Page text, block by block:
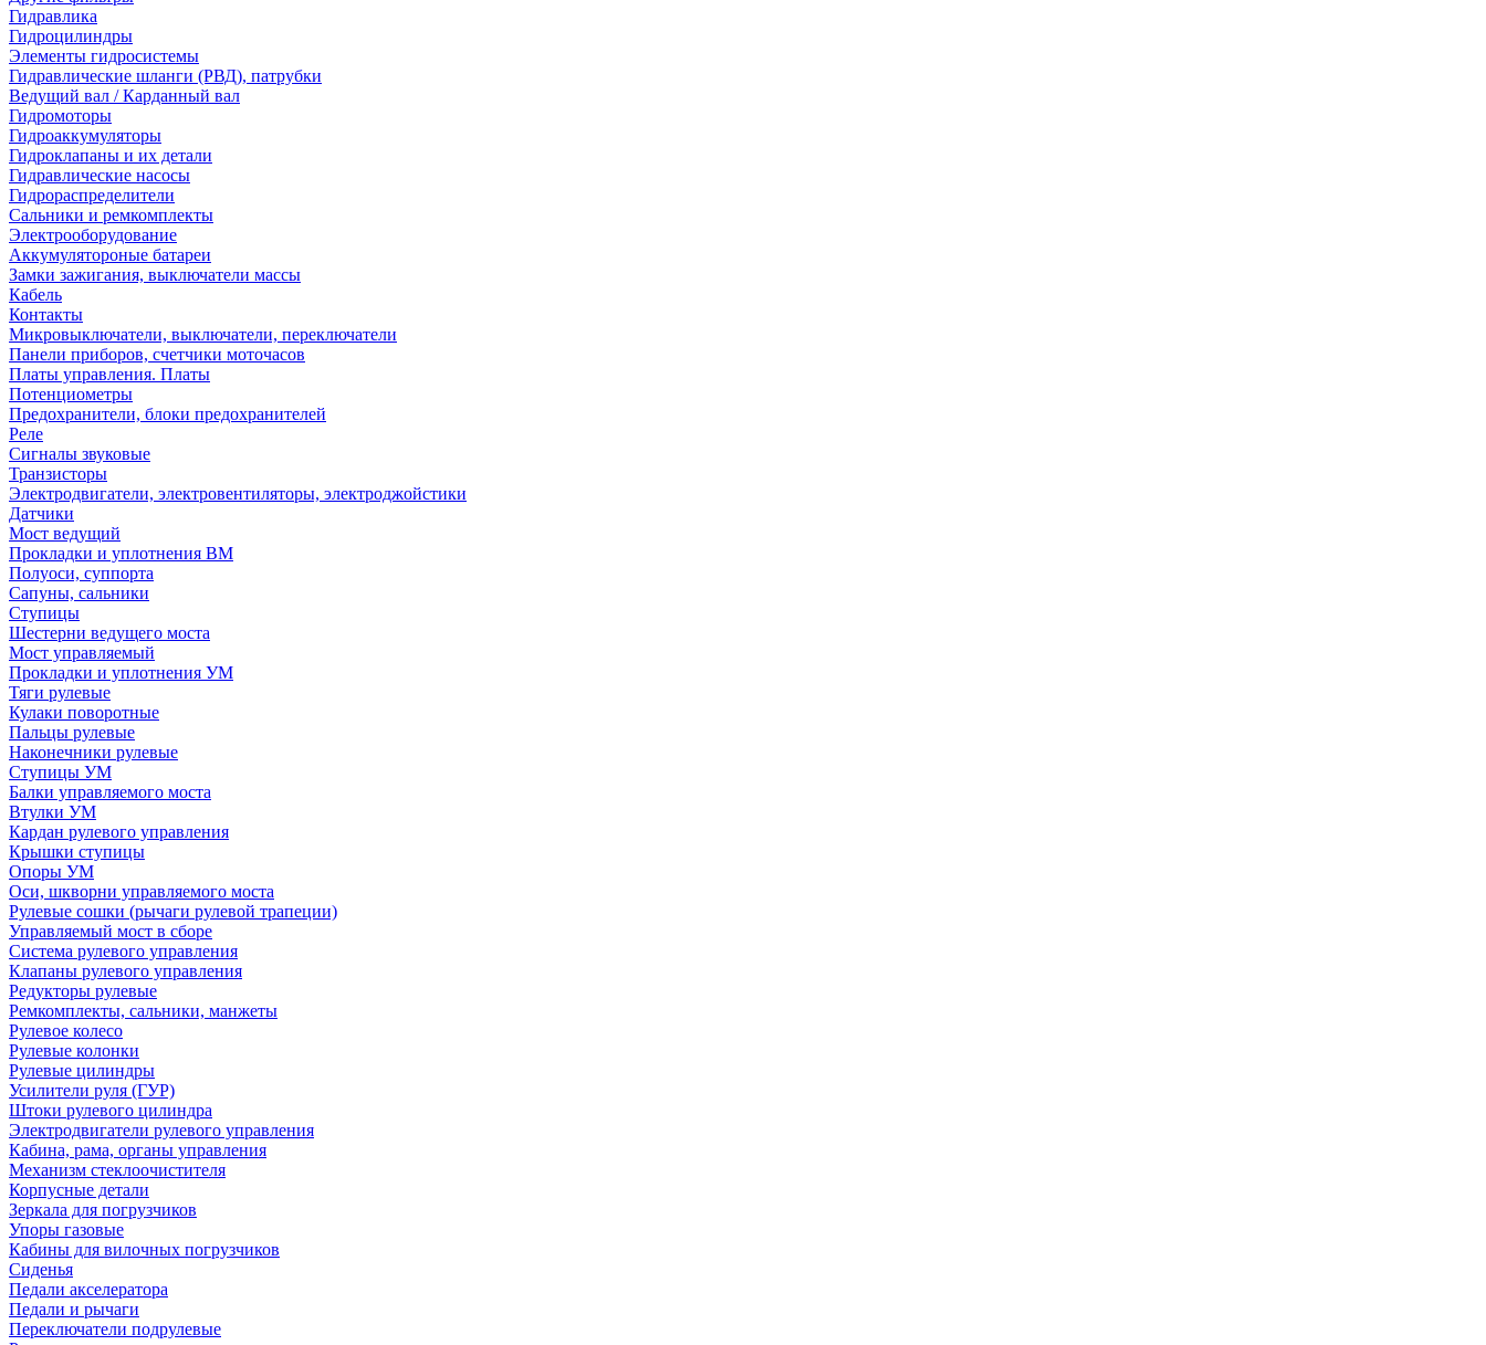
Гидравлика
Гидроцилиндры
Элементы гидросистемы
Гидравлические шланги (РВД), патрубки
Ведущий вал / Карданный вал
Гидромоторы
Гидроаккумуляторы
Гидроклапаны и их детали
Гидравлические насосы
Гидрораспределители
Сальники и ремкомплекты
Электрооборудование
Аккумулятороные батареи
Замки зажигания, выключатели массы
Кабель
Контакты
Микровыключатели, выключатели, переключатели
Панели приборов, счетчики моточасов
Платы управления. Платы
Потенциометры
Предохранители, блоки предохранителей
Реле
Сигналы звуковые
Транзисторы
Электродвигатели, электровентиляторы, электроджойстики
Датчики
Мост ведущий
Прокладки и уплотнения ВМ
Полуоси, суппорта
Сапуны, сальники
Ступицы
Шестерни ведущего моста
Мост управляемый
Прокладки и уплотнения УМ
Тяги рулевые
Кулаки поворотные
Пальцы рулевые
Наконечники рулевые
Ступицы УМ
Балки управляемого моста
Втулки УМ
Кардан рулевого управления
Крышки ступицы
Опоры УМ
Оси, шкворни управляемого моста
Рулевые сошки (рычаги рулевой трапеции)
Управляемый мост в сборе
Система рулевого управления
Клапаны рулевого управления
Редукторы рулевые
Ремкомплекты, сальники, манжеты
Рулевое колесо
Рулевые колонки
Рулевые цилиндры
Усилители руля (ГУР)
Штоки рулевого цилиндра
Электродвигатели рулевого управления
Кабина, рама, органы управления
Механизм стеклоочистителя
Корпусные детали
Зеркала для погрузчиков
Упоры газовые
Кабины для вилочных погрузчиков
Сиденья
Педали акселератора
Педали и рычаги
Переключатели подрулевые